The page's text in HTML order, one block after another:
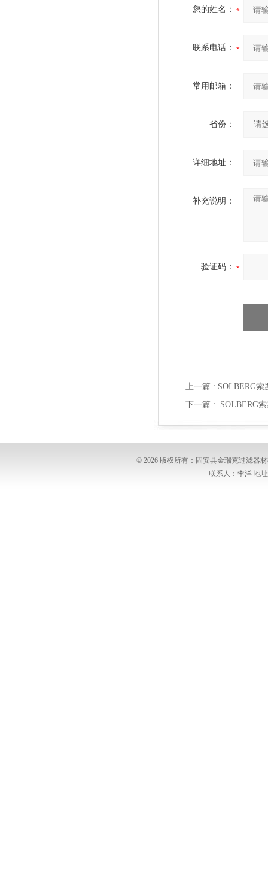
您的姓名：
联系电话：
常用邮箱：
省份：
详细地址：
补充说明：
验证码：
上一篇 : SOLBERG索
下一篇 : SOLBERG
© 2026 版权所有：固安县金瑞克过滤器
联系人：李洋 地